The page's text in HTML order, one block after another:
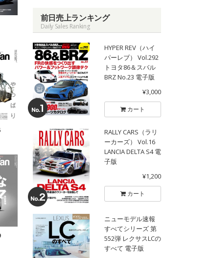
前日売上ランキング
Daily Sales Ranking
HYPER REV（ハイ
パーレブ） Vol.292
トヨタ86＆スバル
BRZ No.23 電子版
¥3,000
カート
RALLY CARS（ラリ
ーカーズ） Vol.16
LANCIA DELTA S4 電
子版
¥1,200
カート
ニューモデル速報
すべてシリーズ 第
552弾 レクサスLCの
すべて 電子版